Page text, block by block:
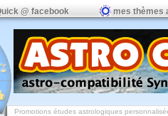
@ facebook mes thèmes
Promotions études astrologiques